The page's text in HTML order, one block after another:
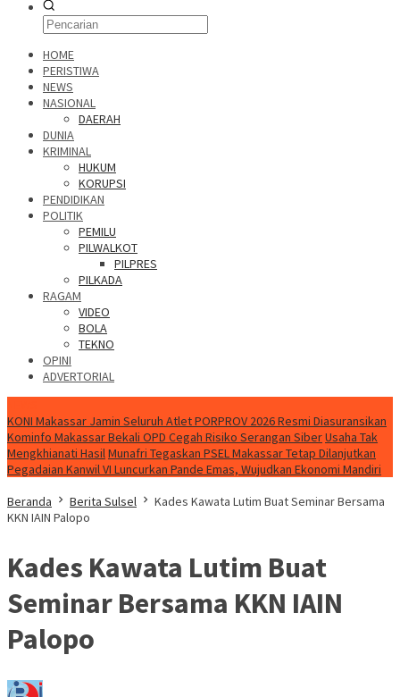
HOME
PERISTIWA
NEWS
NASIONAL
DAERAH
DUNIA
KRIMINAL
HUKUM
KORUPSI
PENDIDIKAN
POLITIK
PEMILU
PILWALKOT
PILPRES
PILKADA
RAGAM
VIDEO
BOLA
TEKNO
OPINI
ADVERTORIAL
KONI Makassar Jamin Seluruh Atlet PORPROV 2026 Resmi Diasuransikan
Kominfo Makassar Bekali OPD Cegah Risiko Serangan SiberUsaha Tak
Mengkhianati HasilMunafri Tegaskan PSEL Makassar Tetap Dilanjutkan
Pegadaian Kanwil VI Luncurkan Pande Emas, Wujudkan Ekonomi Mandiri
Beranda
Berita Sulsel
Kades Kawata Lutim Buat Seminar Bersama
KKN IAIN Palopo
Kades Kawata Lutim Buat
Seminar Bersama KKN IAIN
Palopo